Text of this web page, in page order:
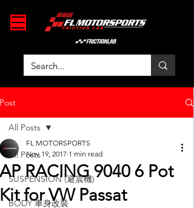
Post
All Posts
SUSPENSION (避震機)
BODY 車身改裝
All Posts
AP RACING 9040 6 Pot
Kit for VW Passat
FL MOTORSPORTS
Nov 19, 2017 1 min read